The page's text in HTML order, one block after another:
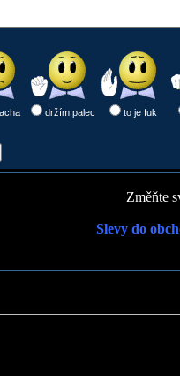
držím palec
to je fuk
Změňte
Slevy do